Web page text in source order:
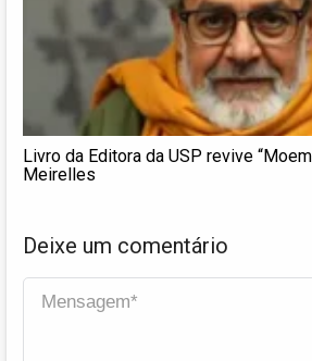
Livro da Editora da USP revive
Meirelles
Deixe um comentário